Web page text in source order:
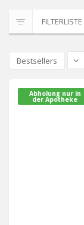
KONTAKT
FILTERLISTE
Bestsellers
Abholung nur in
der Apotheke